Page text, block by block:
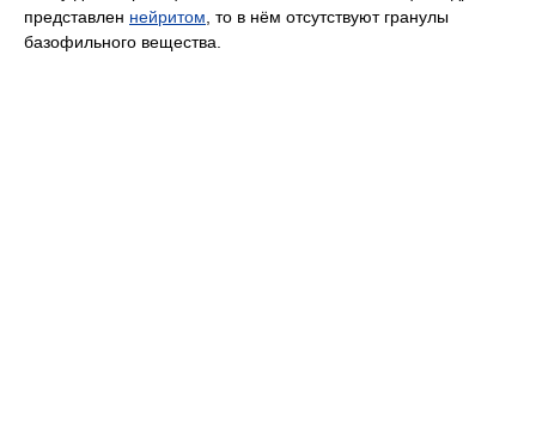
представлен нейритом , то в нём отсутствуют гранулы
базофильного вещества.